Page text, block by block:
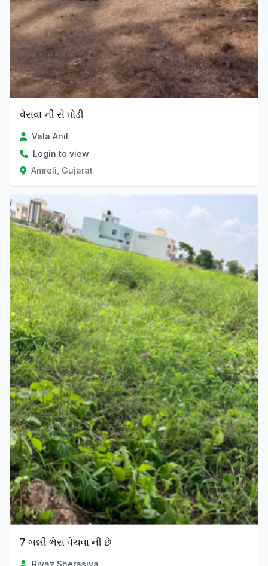
વેસવા ની સે ઘોડી
Vala Anil
Login to view
Amreli, Gujarat
7 બન્ની ભેસ વેચવા ની છે